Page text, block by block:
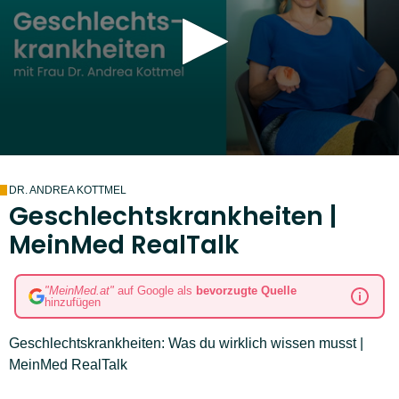
DR. ANDREA KOTTMEL
Geschlechtskrankheiten |
MeinMed RealTalk
"MeinMed.at" auf Google als bevorzugte Quelle
hinzufügen
Geschlechtskrankheiten: Was du wirklich wissen musst |
MeinMed RealTalk